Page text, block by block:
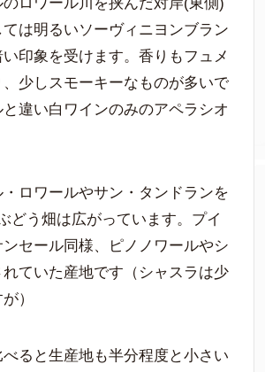
は明るいソーヴィニヨンブラン
印象を受けます。香りもフュメ
、少しスモーキーなものが多いで
違い白ワインのみのアペラシオ
ロワールやサン・タンドランを
どう畑は広がっています。プイ
セール同様、ピノノワールやシ
ていた産地です（シャスラは少
）
ると生産地も半分程度と小さい